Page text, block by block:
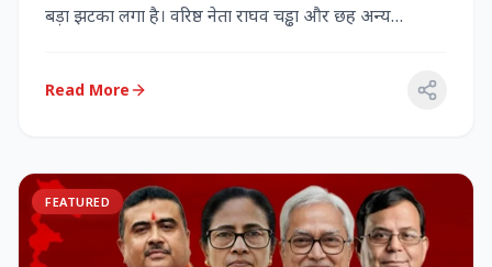
बड़ा झटका लगा है। वरिष्ठ नेता राघव चड्ढा और छह अन्य
Read More
FEATURED